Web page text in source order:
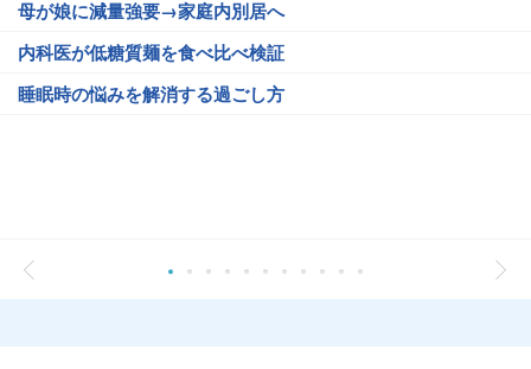
母が娘に減量強要→家庭内別居へ
内科医が低糖質麺を食べ比べ検証
睡眠時の悩みを解消する過ごし方